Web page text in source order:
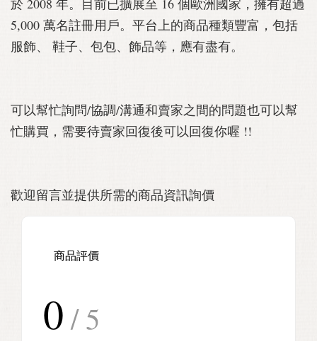
5,000 萬名註冊用戶。平台上的商品種類豐富，包括
服飾、 鞋子、包包、飾品等，應有盡有。
可以幫忙詢問/協調/溝通和賣家之間的問題也可以幫
忙購買，需要待賣家回復後可以回復你喔 !!
歡迎留言並提供所需的商品資訊詢價
商品評價
0 / 5